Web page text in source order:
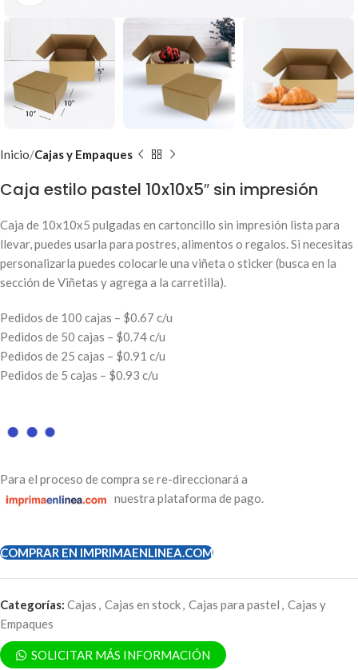
Inicio Cajas y Empaques
Caja estilo pastel 10x10x5″ sin impresión
Caja de 10x10x5 pulgadas en cartoncillo sin impresión lista para
llevar, puedes usarla para postres, alimentos o regalos. Si necesitas
personalizarla puedes colocarle una viñeta o sticker (busca en la
sección de Viñetas y agrega a la carretilla).
Pedidos de 100 cajas – $0.67 c/u
Pedidos de 50 cajas – $0.74 c/u
Pedidos de 25 cajas – $0.91 c/u
Pedidos de 5 cajas – $0.93 c/u
Para el proceso de compra se re-direccionará a
nuestra plataforma de pago.
COMPRAR EN IMPRIMAENLINEA.COM
Categorías: Cajas , Cajas en stock, Cajas para pastel , Cajas y
Empaques
SOLICITAR MÁS INFORMACIÓN